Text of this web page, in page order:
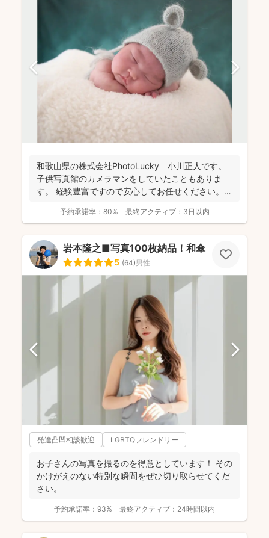
和歌山県の株式会社PhotoLucky 小川正人です。
子供写真館のカメラマンをしていたこともありま
す。 経験豊富ですので安心してお任せください。
予約承諾率： 80% 最終アクティブ： 3日以内
岩本隆之■写真100枚納品！和傘レンタルあり
5 (64)男性
発達凸凹相談歓迎 LGBTQフレンドリー
お子さんの写真を撮るのを得意としています！ その
かけがえのない特別な瞬間をぜひ切り取らせてくだ
さい。
予約承諾率： 93% 最終アクティブ： 24時間以内